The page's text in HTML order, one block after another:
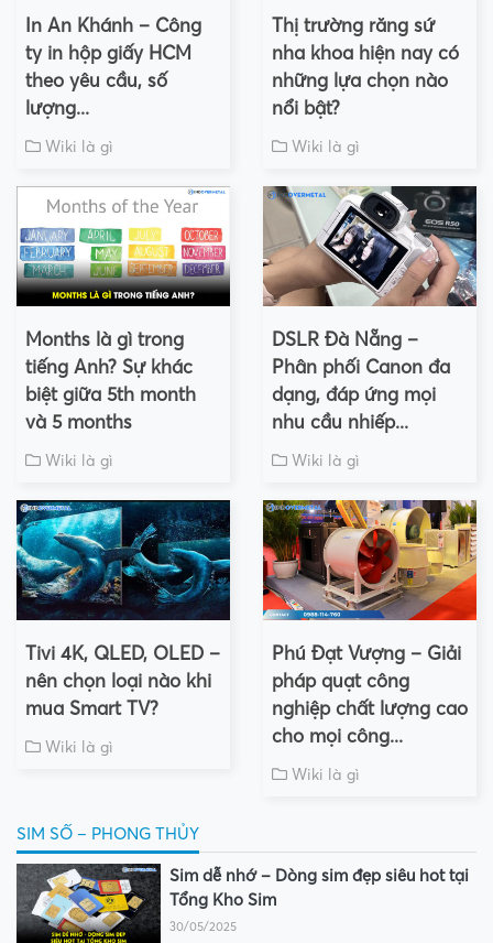
In An Khánh – Công
ty in hộp giấy HCM
theo yêu cầu, số
lượng...
Wiki là gì
Thị trường răng sứ
nha khoa hiện nay có
những lựa chọn nào
nổi bật?
Wiki là gì
Months là gì trong
tiếng Anh? Sự khác
biệt giữa 5th month
và 5 months
Wiki là gì
DSLR Đà Nẵng –
Phân phối Canon đa
dạng, đáp ứng mọi
nhu cầu nhiếp...
Wiki là gì
Tivi 4K, QLED, OLED –
nên chọn loại nào khi
mua Smart TV?
Wiki là gì
Phú Đạt Vượng – Giải
pháp quạt công
nghiệp chất lượng cao
cho mọi công...
Wiki là gì
SIM SỐ – PHONG THỦY
Sim dễ nhớ – Dòng sim đẹp siêu hot tại
Tổng Kho Sim
30/05/2025